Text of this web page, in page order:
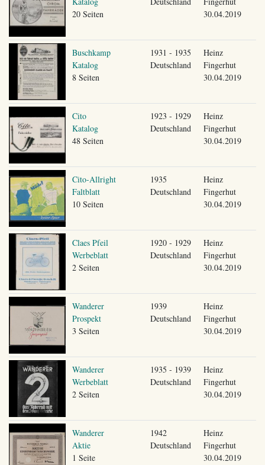
20 Seiten
30.04.2019
Buschkamp
Katalog
8 Seiten
1931 - 1935
Deutschland
Heinz
Fingerhut
30.04.2019
Cito
Katalog
48 Seiten
1923 - 1929
Deutschland
Heinz
Fingerhut
30.04.2019
Cito-Allright
Faltblatt
10 Seiten
1935
Deutschland
Heinz
Fingerhut
30.04.2019
Claes Pfeil
Werbeblatt
2 Seiten
1920 - 1929
Deutschland
Heinz
Fingerhut
30.04.2019
Wanderer
Prospekt
3 Seiten
1939
Deutschland
Heinz
Fingerhut
30.04.2019
Wanderer
Werbeblatt
2 Seiten
1935 - 1939
Deutschland
Heinz
Fingerhut
30.04.2019
Wanderer
Aktie
1 Seite
1942
Deutschland
Heinz
Fingerhut
30.04.2019